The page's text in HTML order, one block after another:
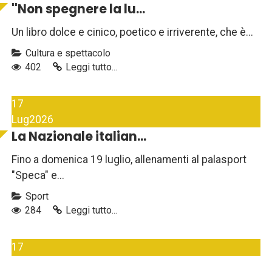
''Non spegnere la lu...
Un libro dolce e cinico, poetico e irriverente, che è...
Cultura e spettacolo
402
Leggi tutto...
17
Lug2026
La Nazionale italian...
Fino a domenica 19 luglio, allenamenti al palasport
"Speca" e...
Sport
284
Leggi tutto...
17